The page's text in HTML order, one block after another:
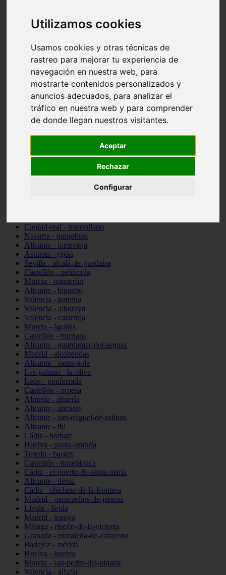
Utilizamos cookies
Usamos cookies y otras técnicas de
rastreo para mejorar tu experiencia de
navegación en nuestra web, para
mostrarte contenidos personalizados y
anuncios adecuados, para analizar el
tráfico en nuestra web y para comprender
de donde llegan nuestros visitantes.
Aceptar
Rechazar
Configurar
Valencia - chiva
Murcia - calasparra
Valencia - sagunt
Asturias - ribadesella
Castellón - benicàssim
Alicante - el-campello
Cádiz - rota
Madrid - las-rozas-de-madrid
Ciudad-real - ciudad-real
Madrid - tres-cantos
Las-palmas - yaiza
Alicante - elx
Ciudad-real - puertollano
Navarra - pamplona
Alicante - torrevieja
Asturias - gijón
Sevilla - alcalá-de-guadaíra
Castellón - peñíscola
Murcia - mazarrón
Alicante - bigastro
Valencia - paterna
Valencia - alboraya
Valencia - catarroja
Murcia - águilas
Castellón - burriana
Alicante - guardamar-del-segura
Madrid - alcobendas
Alicante - santa-pola
Las-palmas - la-oliva
León - ponferrada
Castellón - orpesa
Almería - almería
Alicante - alicante
Alicante - san-miguel-de-salinas
Alicante - ibi
Cádiz - barbate
Huelva - punta-umbría
Toledo - bargas
Castellón - torreblanca
Cádiz - el-puerto-de-santa-maría
Alicante - dénia
Cádiz - chiclana-de-la-frontera
Madrid - paracuellos-de-jarama
Lleida - lleida
Madrid - lozoya
Málaga - rincón-de-la-victoria
Granada - moraleda-de-zafayona
Badajoz - mérida
Huelva - huelva
Murcia - san-pedro-del-pinatar
Valencia - alfafar